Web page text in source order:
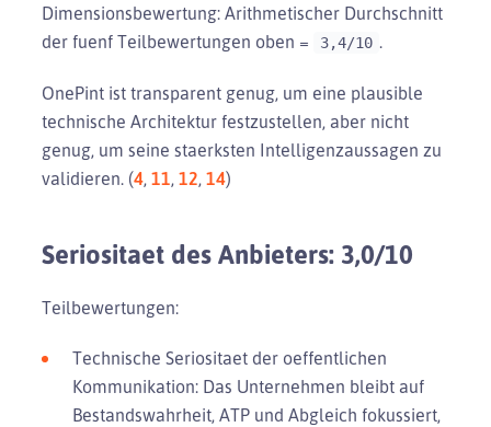
Dimensionsbewertung: Arithmetischer Durchschnitt
der fuenf Teilbewertungen oben =
3,4/10 .
OnePint ist transparent genug, um eine plausible
technische Architektur festzustellen, aber nicht
genug, um seine staerksten Intelligenzaussagen zu
validieren. (4, 11, 12, 14)
Seriositaet des Anbieters: 3,0/10
Teilbewertungen:
Technische Seriositaet der oeffentlichen
Kommunikation: Das Unternehmen bleibt auf
Bestandswahrheit, ATP und Abgleich fokussiert,